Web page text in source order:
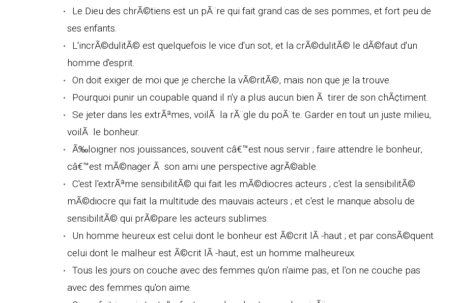
Le Dieu des chrÃ©tiens est un pÃ¨re qui fait grand cas de ses pommes, et fort peu de
ses enfants.
L'incrÃ©dulitÃ© est quelquefois le vice d'un sot, et la crÃ©dulitÃ© le dÃ©faut d'un
homme d'esprit.
On doit exiger de moi que je cherche la vÃ©ritÃ©, mais non que je la trouve.
Pourquoi punir un coupable quand il n'y a plus aucun bien Ã tirer de son chÃ¢timent.
Se jeter dans les extrÃªmes, voilÃ la rÃ¨gle du poÃ¨te. Garder en tout un juste milieu,
voilÃ le bonheur.
Ã‰loigner nos jouissances, souvent câ€™est nous servir ; faire attendre le bonheur,
câ€™est mÃ©nager Ã son ami une perspective agrÃ©able.
C'est l'extrÃªme sensibilitÃ© qui fait les mÃ©diocres acteurs ; c'est la sensibilitÃ©
mÃ©diocre qui fait la multitude des mauvais acteurs ; et c'est le manque absolu de
sensibilitÃ© qui prÃ©pare les acteurs sublimes.
Un homme heureux est celui dont le bonheur est Ã©crit lÃ -haut ; et par consÃ©quent
celui dont le malheur est Ã©crit lÃ -haut, est un homme malheureux.
Tous les jours on couche avec des femmes qu'on n'aime pas, et l'on ne couche pas
avec des femmes qu'on aime.